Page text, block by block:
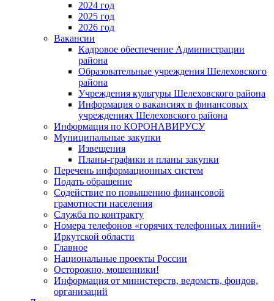
2024 год
2025 год
2026 год
Вакансии
Кадровое обеспечение Администрации
района
Образовательные учреждения Шелеховского
района
Учреждения культуры Шелеховского района
Информация о вакансиях в финансовых
учреждениях Шелеховского района
Информация по КОРОНАВИРУСУ
Муниципальные закупки
Извещения
Планы-графики и планы закупки
Перечень информационных систем
Подать обращение
Содействие по повышению финансовой
грамотности населения
Служба по контракту
Номера телефонов «горячих телефонных линий»
Иркутской области
Главное
Национальные проекты России
Осторожно, мошенники!
Информация от министерств, ведомств, фондов,
организаций